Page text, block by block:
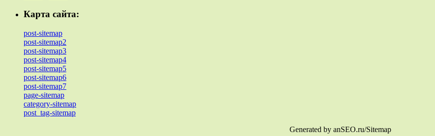
Карта сайта:
post-sitemap
post-sitemap2
post-sitemap3
post-sitemap4
post-sitemap5
post-sitemap6
post-sitemap7
page-sitemap
category-sitemap
post_tag-sitemap
Generated by anSEO.ru/Sitemap